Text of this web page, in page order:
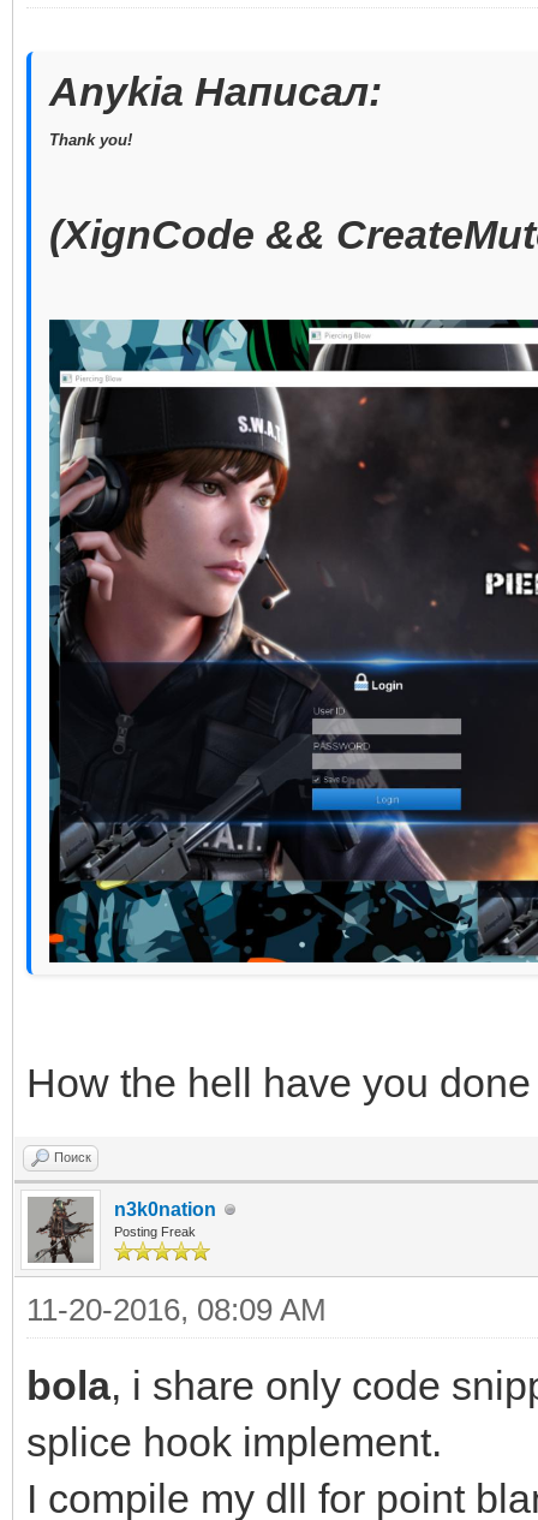
Anykia Написал:
Thank you!
(XignCode &&
How the hell have you
Поиск
n3k0nation
Posting Freak
11-20-2016, 08:09 AM
bola, i share only code
splice hook implement.
I compile my dll for point